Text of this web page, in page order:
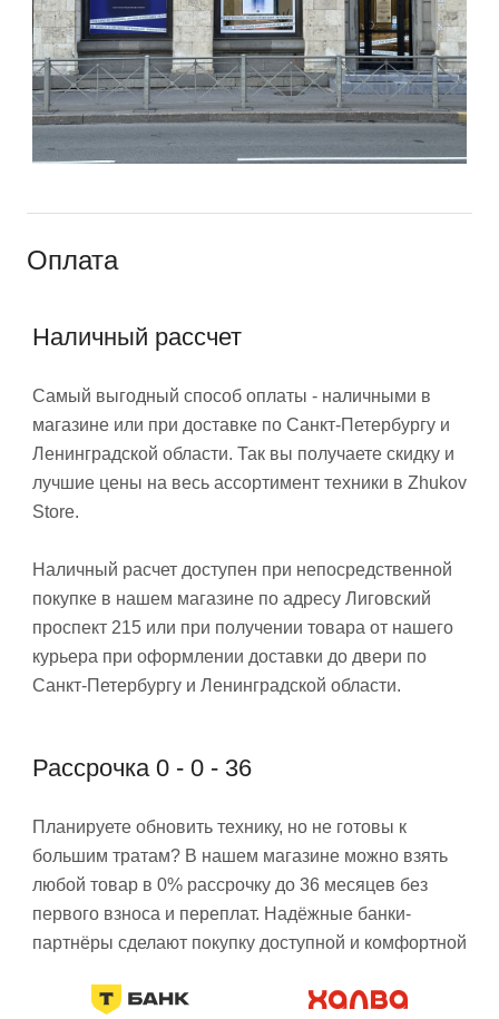
Оплата
Наличный рассчет
Самый выгодный способ оплаты - наличными в
магазине или при доставке по Санкт-Петербургу и
Ленинградской области. Так вы получаете скидку и
лучшие цены на весь ассортимент техники в Zhukov
Store.
Наличный расчет доступен при непосредственной
покупке в нашем магазине по адресу Лиговский
проспект 215 или при получении товара от нашего
курьера при оформлении доставки до двери по
Санкт-Петербургу и Ленинградской области.
Рассрочка 0 - 0 - 36
Планируете обновить технику, но не готовы к
большим тратам? В нашем магазине можно взять
любой товар в 0% рассрочку до 36 месяцев без
первого взноса и переплат. Надёжные банки-
партнёры сделают покупку доступной и комфортной